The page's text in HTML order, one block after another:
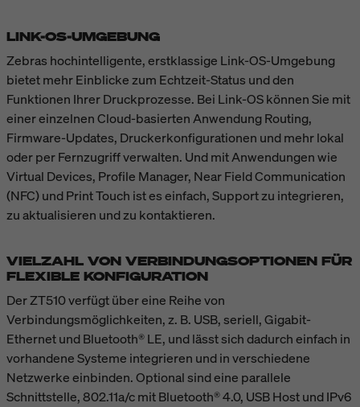
LINK-OS-UMGEBUNG
Zebras hochintelligente, erstklassige Link-OS-Umgebung
bietet mehr Einblicke zum Echtzeit-Status und den
Funktionen Ihrer Druckprozesse. Bei Link-OS können Sie mit
einer einzelnen Cloud-basierten Anwendung Routing,
Firmware-Updates, Druckerkonfigurationen und mehr lokal
oder per Fernzugriff verwalten. Und mit Anwendungen wie
Virtual Devices, Profile Manager, Near Field Communication
(NFC) und Print Touch ist es einfach, Support zu integrieren,
zu aktualisieren und zu kontaktieren.
VIELZAHL VON VERBINDUNGSOPTIONEN FÜR
FLEXIBLE KONFIGURATION
Der ZT510 verfügt über eine Reihe von
Verbindungsmöglichkeiten, z. B. USB, seriell, Gigabit-
Ethernet und Bluetooth® LE, und lässt sich dadurch einfach in
vorhandene Systeme integrieren und in verschiedene
Netzwerke einbinden. Optional sind eine parallele
Schnittstelle, 802.11a/c mit Bluetooth® 4.0, USB Host und IPv6